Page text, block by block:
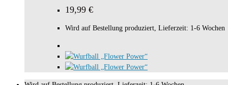
19,99 €
Wird auf Bestellung produziert, Lieferzeit: 1-6 Wochen